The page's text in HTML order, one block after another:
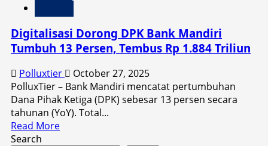
Digitalisasi Dorong DPK Bank Mandiri
Tumbuh 13 Persen, Tembus Rp 1.884 Triliun
Polluxtier
October 27, 2025
PolluxTier – Bank Mandiri mencatat pertumbuhan
Dana Pihak Ketiga (DPK) sebesar 13 persen secara
tahunan (YoY). Total...
Read MoreRead
Search